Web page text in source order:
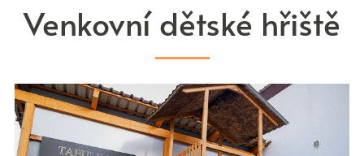
Venkovní dětské hřiště